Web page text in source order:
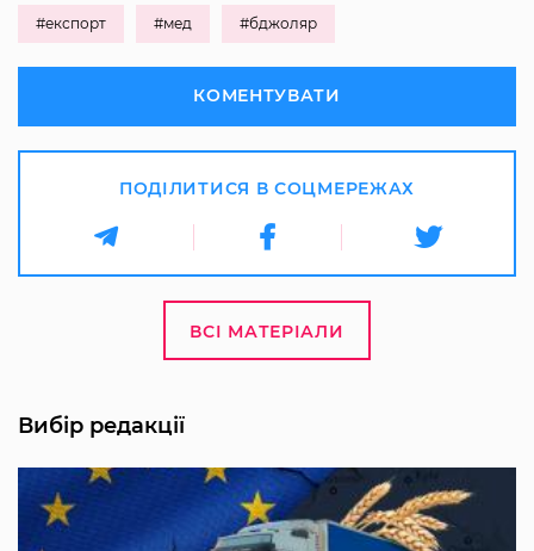
#експорт #мед #бджоляр
КОМЕНТУВАТИ
ПОДІЛИТИСЯ В СОЦМЕРЕЖАХ
ВСІ МАТЕРІАЛИ
Вибір редакції